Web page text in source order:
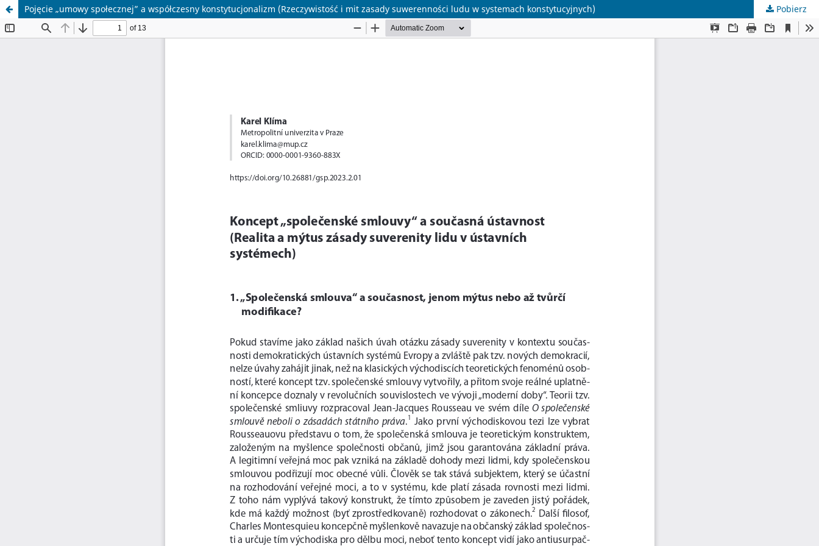
Pojęcie „umowy społecznej” a współczesny konstytucjonalizm (Rzeczywistość i mit zasady suwerenności ludu w systemach konstytucyjnych) Pobierz